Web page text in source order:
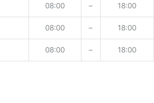
08:00 – 18:00
08:00 – 18:00
08:00 – 18:00